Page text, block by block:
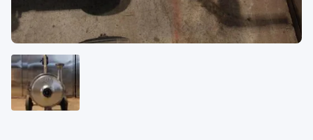
KATEGORIEN
Maschinen
Pumpen